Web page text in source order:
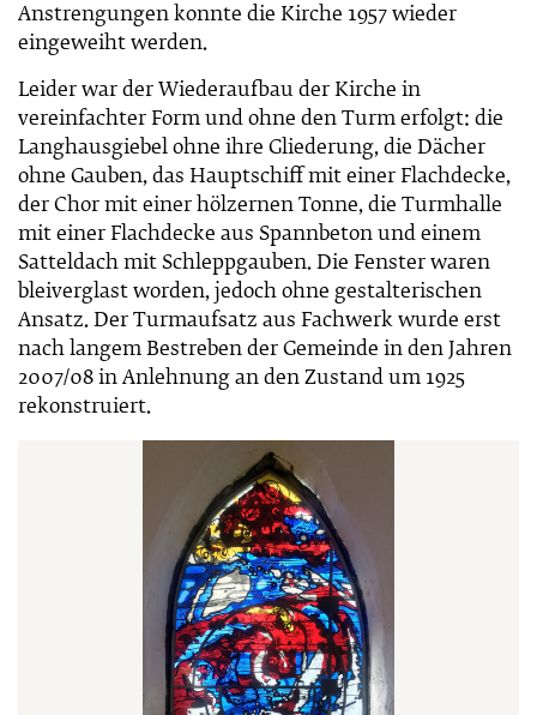
Anstrengungen konnte die Kirche 1957 wieder
eingeweiht werden.
Leider war der Wiederaufbau der Kirche in
vereinfachter Form und ohne den Turm erfolgt: die
Langhausgiebel ohne ihre Gliederung, die Dächer
ohne Gauben, das Hauptschiff mit einer Flachdecke,
der Chor mit einer hölzernen Tonne, die Turmhalle
mit einer Flachdecke aus Spannbeton und einem
Satteldach mit Schleppgauben. Die Fenster waren
bleiverglast worden, jedoch ohne gestalterischen
Ansatz. Der Turmaufsatz aus Fachwerk wurde erst
nach langem Bestreben der Gemeinde in den Jahren
2007/08 in Anlehnung an den Zustand um 1925
rekonstruiert.